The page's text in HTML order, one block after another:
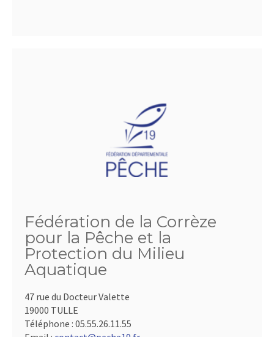
Fédération de la Corrèze
pour la Pêche et la
Protection du Milieu
Aquatique
47 rue du Docteur Valette
19000 TULLE
Téléphone : 05.55.26.11.55